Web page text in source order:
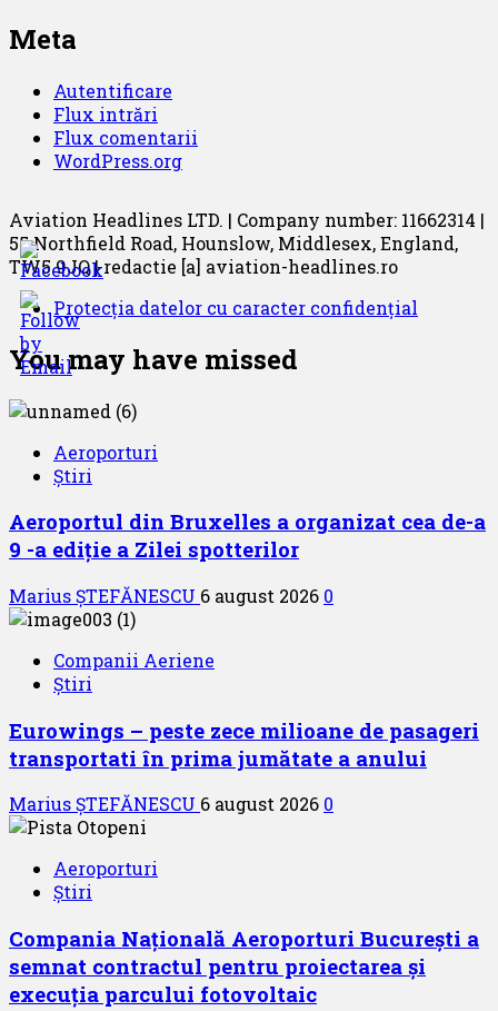
Meta
Autentificare
Flux intrări
Flux comentarii
WordPress.org
Aviation Headlines LTD. | Company number: 11662314 |
55 Northfield Road, Hounslow, Middlesex, England,
TW5 9JQ | redactie [a] aviation-headlines.ro
Protecția datelor cu caracter confidențial
You may have missed
Aeroporturi
Știri
Aeroportul din Bruxelles a organizat cea de-a
9 -a ediție a Zilei spotterilor
Marius ȘTEFĂNESCU 6 august 2026 0
Companii Aeriene
Știri
Eurowings – peste zece milioane de pasageri
transportati în prima jumătate a anului
Marius ȘTEFĂNESCU 6 august 2026 0
Aeroporturi
Știri
Compania Națională Aeroporturi București a
semnat contractul pentru proiectarea și
execuția parcului fotovoltaic